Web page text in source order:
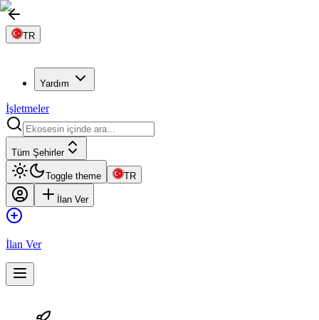
TR
Yardım
İşletmeler
Tüm Şehirler
Toggle theme TR
İlan Ver
İlan Ver